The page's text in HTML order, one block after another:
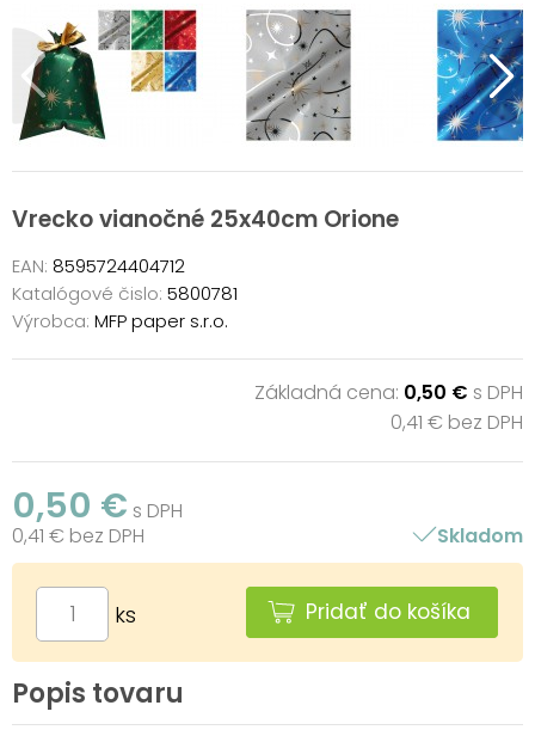
Vrecko vianočné 25x40cm Orione
EAN: 8595724404712
Katalógové čislo: 5800781
Výrobca: MFP paper s.r.o.
Základná cena: 0,50 € s DPH
0,41 € bez DPH
0,50 € s DPH
0,41 € bez DPH
Skladom
ks Pridať do košíka
Popis tovaru